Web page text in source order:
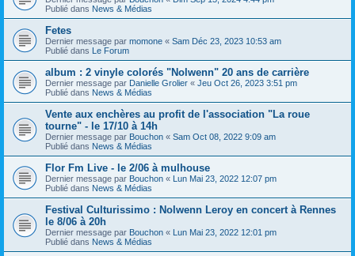
Publié dans News & Médias
Fetes
Dernier message par momone « Sam Déc 23, 2023 10:53 am
Publié dans Le Forum
album : 2 vinyle colorés "Nolwenn" 20 ans de carrière
Dernier message par Danielle Grolier « Jeu Oct 26, 2023 3:51 pm
Publié dans News & Médias
Vente aux enchères au profit de l'association "La roue
tourne" - le 17/10 à 14h
Dernier message par Bouchon « Sam Oct 08, 2022 9:09 am
Publié dans News & Médias
Flor Fm Live - le 2/06 à mulhouse
Dernier message par Bouchon « Lun Mai 23, 2022 12:07 pm
Publié dans News & Médias
Festival Culturissimo : Nolwenn Leroy en concert à Rennes
le 8/06 à 20h
Dernier message par Bouchon « Lun Mai 23, 2022 12:01 pm
Publié dans News & Médias